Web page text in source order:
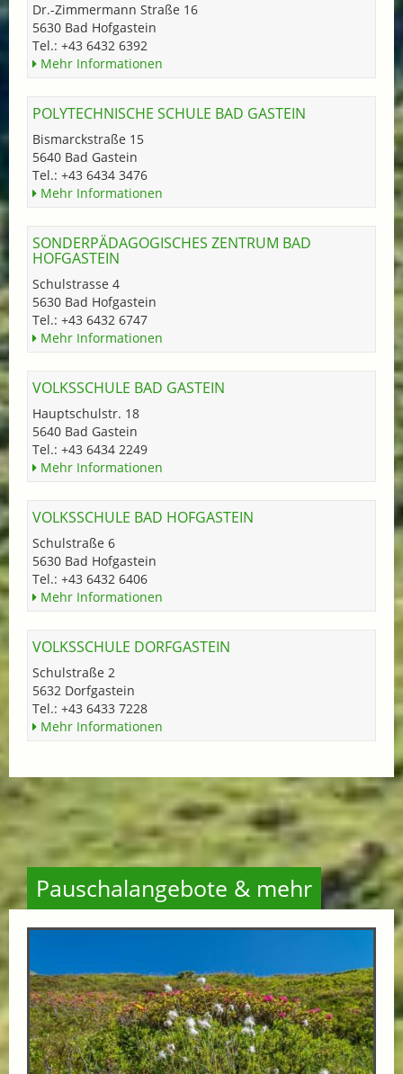
Dr.-Zimmermann Straße 16
5630 Bad Hofgastein
Tel.: +43 6432 6392
Mehr Informationen
POLYTECHNISCHE SCHULE BAD GASTEIN
Bismarckstraße 15
5640 Bad Gastein
Tel.: +43 6434 3476
Mehr Informationen
SONDERPÄDAGOGISCHES ZENTRUM BAD
HOFGASTEIN
Schulstrasse 4
5630 Bad Hofgastein
Tel.: +43 6432 6747
Mehr Informationen
VOLKSSCHULE BAD GASTEIN
Hauptschulstr. 18
5640 Bad Gastein
Tel.: +43 6434 2249
Mehr Informationen
VOLKSSCHULE BAD HOFGASTEIN
Schulstraße 6
5630 Bad Hofgastein
Tel.: +43 6432 6406
Mehr Informationen
VOLKSSCHULE DORFGASTEIN
Schulstraße 2
5632 Dorfgastein
Tel.: +43 6433 7228
Mehr Informationen
Pauschalangebote & mehr